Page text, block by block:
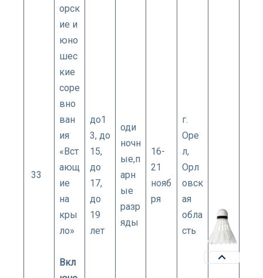
33
орск
ие и
юно
шес
кие
соре
вно
ван
ия
«Вст
ающ
ие
на
кры
ло»
Вкл
до1
3, до
15,
до
17,
до
19
лет
оди
ночн
ые,п
арн
ые
разр
яды
16-
21
нояб
ря
г.​
Оре
л,
Орл
овск
ая
обла
сть